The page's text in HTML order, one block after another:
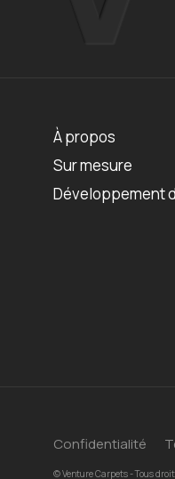
À propos
Sur mesure
Développement
Confidentialité
© Venture Carpets - Tous